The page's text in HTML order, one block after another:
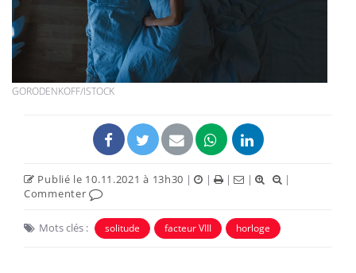
GORODENKOFF/ISTOCK
Publié le 10.11.2021 à 13h30 | | | |
|
Commenter
Mots clés : solitude facteur VIII horloge